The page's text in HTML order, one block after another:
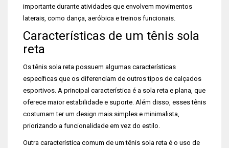
importante durante atividades que envolvem movimentos
laterais, como dança, aeróbica e treinos funcionais.
Características de um tênis sola
reta
Os tênis sola reta possuem algumas características
específicas que os diferenciam de outros tipos de calçados
esportivos. A principal característica é a sola reta e plana, que
oferece maior estabilidade e suporte. Além disso, esses tênis
costumam ter um design mais simples e minimalista,
priorizando a funcionalidade em vez do estilo.
Outra característica comum de um tênis sola reta é o uso de